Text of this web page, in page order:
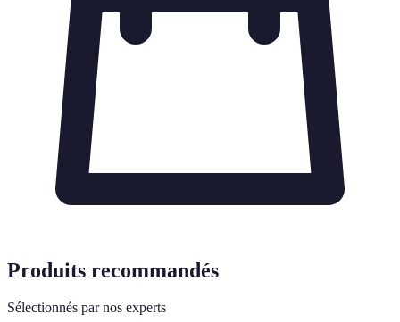
Produits recommandés
Sélectionnés par nos experts